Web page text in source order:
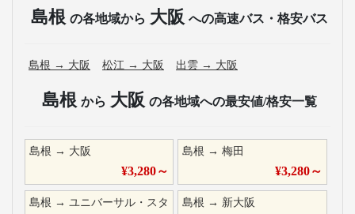
島根 の各地域から 大阪 への高速バス・格安バス
島根 → 大阪 松江 → 大阪 出雲 → 大阪
島根 から 大阪 の各地域への最安値/格安一覧
島根 → 大阪
¥3,280～
島根 →梅田
¥3,280～
島根 → ユニバーサル・スタ
島根 → 新大阪